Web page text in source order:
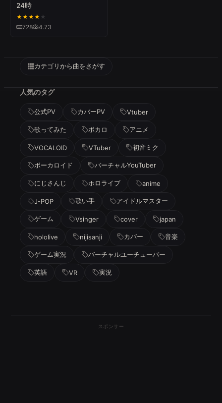
24時
★★★★ ★
728 4.73
カテゴリから曲をさがす
人気のタグ
公式PV カバーPV Vtuber
歌ってみた ボカロ アニメ
VOCALOID VTuber 初音ミク
ボーカロイド バーチャルYouTuber
にじさんじ ホロライブ anime
J-POP 歌い手 アイドルマスター
ゲーム Vsinger cover japan
hololive nijisanji カバー 音楽
ゲーム実況 バーチャルユーチューバー
英語 VR 実況
スポンサー